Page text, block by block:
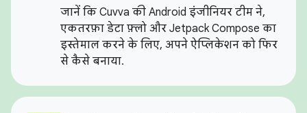
जानें कि Cuvva की Android इंजीनियर टीम ने,
एकतरफ़ा डेटा फ़्लो और Jetpack Compose का
इस्तेमाल करने के लिए, अपने ऐप्लिकेशन को फिर
से कैसे बनाया.